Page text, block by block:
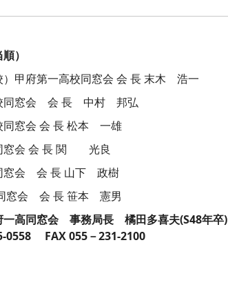
）
）甲府第一高校同窓会 会 長 末木 浩一
同窓会 会 長 中村 邦弘
同窓会 会 長 松本 一雄
窓会 会 長 関 光良
窓会 会 長 山下 政樹
窓会 会 長 笹本 憲男
高同窓会 事務局長 橘田多喜夫(S48年卒)
0558 FAX 055－231-2100